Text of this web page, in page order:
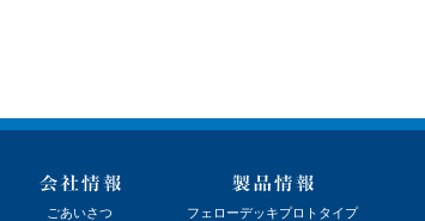
ごあいさつ フェローデッキプロトタイプ